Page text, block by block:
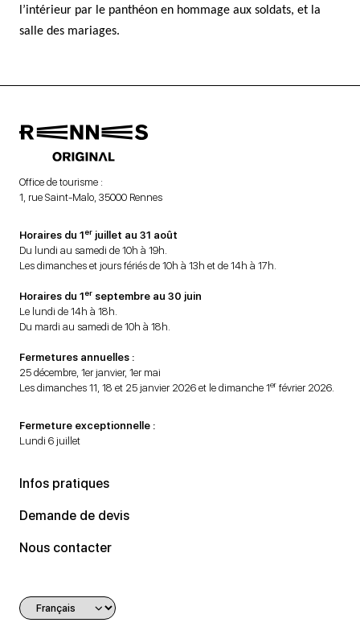
l’intérieur par le panthéon en hommage aux soldats, et la
salle des mariages.
Office de tourisme :
1, rue Saint-Malo, 35000 Rennes
Horaires du 1er juillet au 31 août
Du lundi au samedi de 10h à 19h.
Les dimanches et jours fériés de 10h à 13h et de 14h à 17h.
Horaires du 1er septembre au 30 juin
Le lundi de 14h à 18h.
Du mardi au samedi de 10h à 18h.
Fermetures annuelles :
25 décembre, 1er janvier, 1er mai
Les dimanches 11, 18 et 25 janvier 2026 et le dimanche 1er février 2026.
Fermeture exceptionnelle :
Lundi 6 juillet
Infos pratiques
Demande de devis
Nous contacter